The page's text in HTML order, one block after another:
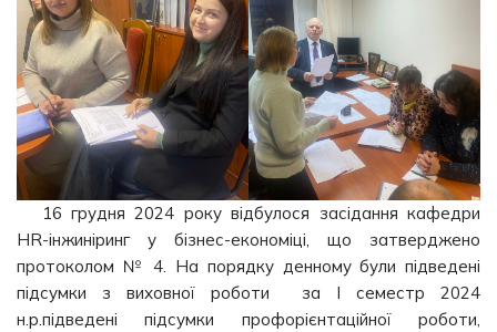
16 грудня 2024 року відбулося засідання кафедри
HR-інжиніринг у бізнес-економіці, що затверджено
протоколом № 4. На порядку денному були підведені
підсумки з виховної роботи за І семестр 2024
н.р.підведені підсумки профорієнтаційної роботи,